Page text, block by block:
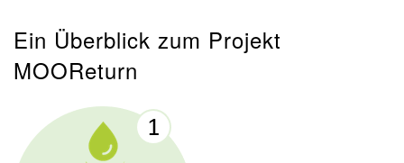
Ein Überblick zum Projekt
MOOReturn